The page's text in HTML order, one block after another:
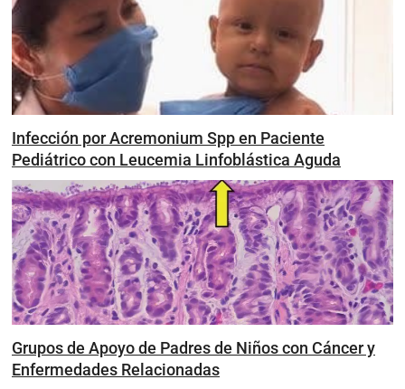
Infección por Acremonium Spp en Paciente
Pediátrico con Leucemia Linfoblástica Aguda
Grupos de Apoyo de Padres de Niños con Cáncer y
Enfermedades Relacionadas